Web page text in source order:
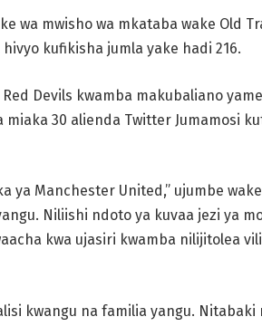
wa mwisho wa mkataba wake Old
hivyo kufikisha jumla yake hadi 216.
Devils kwamba makubaliano
miaka 30 alienda Twitter Jumamosi
ya Manchester United,” ujumbe
Niliishi ndoto ya kuvaa jezi ya
kwa ujasiri kwamba nilijitolea
kwangu na familia yangu.